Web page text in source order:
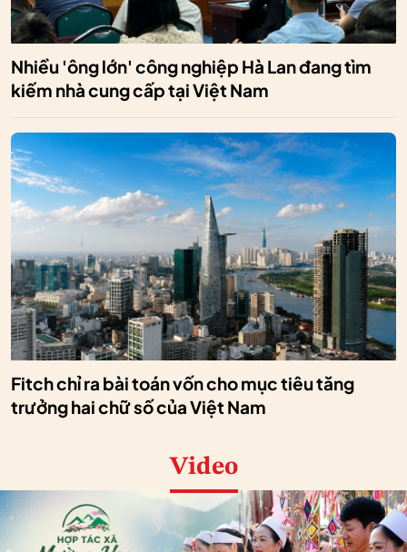
Nhiều 'ông lớn' công nghiệp Hà Lan đang tìm
kiếm nhà cung cấp tại Việt Nam
Fitch chỉ ra bài toán vốn cho mục tiêu tăng
trưởng hai chữ số của Việt Nam
Video